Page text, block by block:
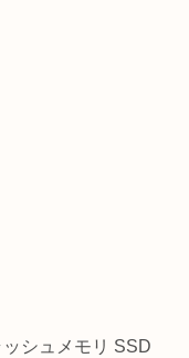
シュメモリ SSD